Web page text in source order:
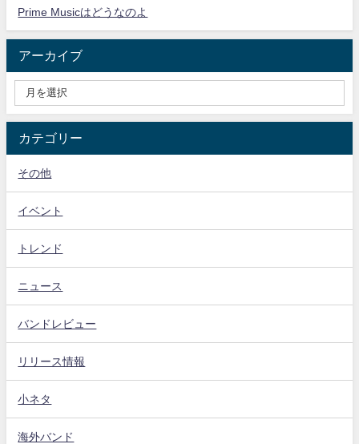
Prime Musicはどうなのよ
アーカイブ
カテゴリー
その他
イベント
トレンド
ニュース
バンドレビュー
リリース情報
小ネタ
海外バンド